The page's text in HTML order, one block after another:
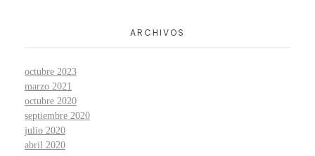
ARCHIVOS
octubre 2023
marzo 2021
octubre 2020
septiembre 2020
julio 2020
abril 2020